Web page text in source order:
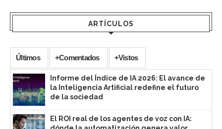
ARTÍCULOS
Últimos +Comentados +Vistos
Informe del Índice de IA 2026: El avance de
la Inteligencia Artificial redefine el futuro
de la sociedad
El ROI real de los agentes de voz con IA: